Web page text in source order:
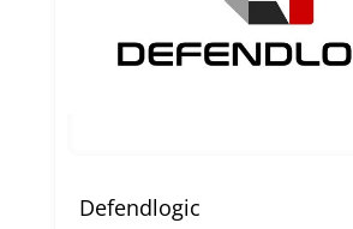
Defendlogic